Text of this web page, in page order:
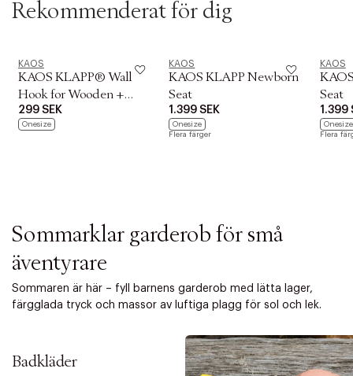
Rekommenderat för dig
KAOS
KAOS KLAPP® Wall
Hook for Wooden +
Recycled Chair
299 SEK
Onesize
KAOS
KAOS KLAPP Newborn
Seat
1.399 SEK
Onesize
Flera färger
KAOS
Seat
1.399
Onesize
Flera
Sommarklar garderob för små
äventyrare
Sommaren är här – fyll barnens garderob med lätta lager,
färgglada tryck och massor av luftiga plagg för sol och lek.
Badkläder